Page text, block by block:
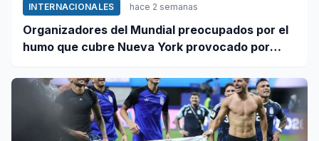
INTERNACIONALES hace 2 semanas
Organizadores del Mundial preocupados por el
humo que cubre Nueva York provocado por